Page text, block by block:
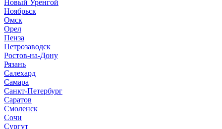
Новый Уренгой
Ноябрьск
Омск
Орел
Пенза
Петрозаводск
Ростов-на-Дону
Рязань
Салехард
Самара
Санкт-Петербург
Саратов
Смоленск
Сочи
Сургут